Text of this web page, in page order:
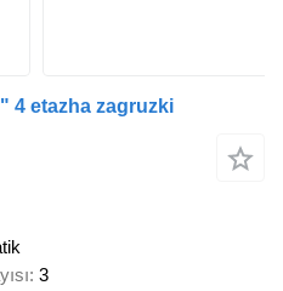
4 etazha zagruzki
3